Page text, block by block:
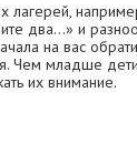
лагерей,
два...» и
на вас
Чем младше
их внимание.